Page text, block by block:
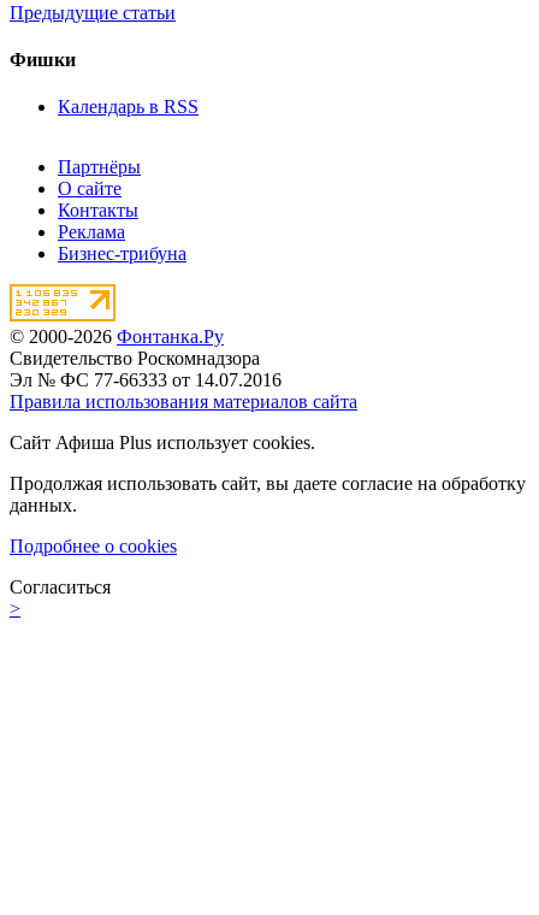
Предыдущие статьи
Фишки
Календарь в RSS
Партнёры
О сайте
Контакты
Реклама
Бизнес-трибуна
© 2000-2026 Фонтанка.Ру
Свидетельство Роскомнадзора
Эл № ФС 77-66333 от 14.07.2016
Правила использования материалов сайта
Сайт Афиша Plus использует cookies.
Продолжая использовать сайт, вы даете согласие на обработку
данных.
Подробнее о cookies
Согласиться
>